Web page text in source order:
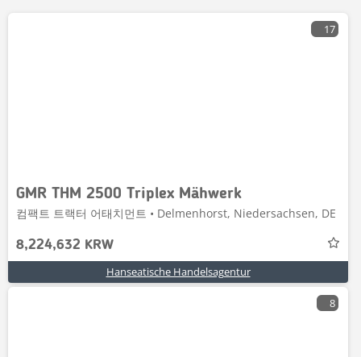
17
GMR THM 2500 Triplex Mähwerk
컴팩트 트랙터 어태치먼트 • Delmenhorst, Niedersachsen, DE
8,224,632 KRW
Hanseatische Handelsagentur
8